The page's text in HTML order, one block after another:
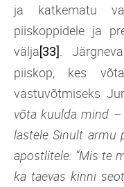
ja katkematu
piiskoppidele ja
välja[33]
.
piiskop, kes
vastuvõtmiseks
võta kuulda mind
lastele Sinult armu
apostlitele: “Mis te
ka taevas kinni